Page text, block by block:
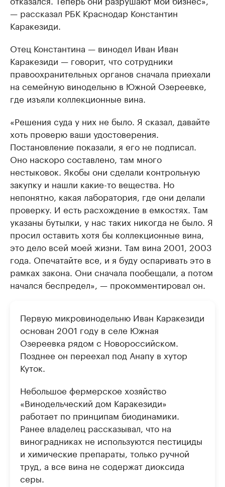
— рассказал РБК Краснодар Константин
Каракезиди.
Отец Константина — винодел Иван Иван
Каракезиди — говорит, что сотрудники
правоохранительных органов сначала приехали
на семейную винодельню в Южной Озереевке,
где изъяли коллекционные вина.
«Решения суда у них не было. Я сказал, давайте
хоть проверю ваши удостоверения.
Постановление показали, я его не подписал.
Оно наскоро составлено, там много
нестыковок. Якобы они сделали контрольную
закупку и нашли какие-то вещества. Но
непонятно, какая лаборатория, где они делали
проверку. И есть расхождение в емкостях. Там
указаны бутылки, у нас таких никогда не было. Я
просил оставить хотя бы коллекционные вина,
это дело всей моей жизни. Там вина 2001, 2003
года. Опечатайте все, и я буду оспаривать это в
рамках закона. Они сначала пообещали, а потом
начался беспредел», — прокомментировал он.
Первую микровинодельню Иван Каракезиди
основан 2001 году в селе Южная
Озереевка рядом с Новороссийском.
Позднее он переехал под Анапу в хутор
Куток.
Небольшое фермерское хозяйство
«Винодельческий дом Каракезиди»
работает по принципам биодинамики.
Ранее владелец рассказывал, что на
виноградниках не используются пестициды
и химические препараты, только ручной
труд, а все вина не содержат диоксида
серы.